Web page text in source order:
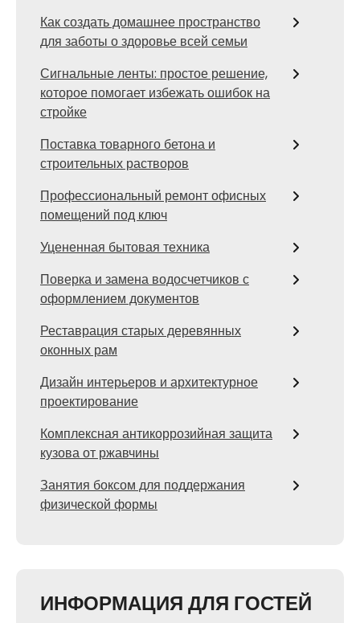
Как создать домашнее пространство
для заботы о здоровье всей семьи
Сигнальные ленты: простое решение,
которое помогает избежать ошибок на
стройке
Поставка товарного бетона и
строительных растворов
Профессиональный ремонт офисных
помещений под ключ
Уцененная бытовая техника
Поверка и замена водосчетчиков с
оформлением документов
Реставрация старых деревянных
оконных рам
Дизайн интерьеров и архитектурное
проектирование
Комплексная антикоррозийная защита
кузова от ржавчины
Занятия боксом для поддержания
физической формы
ИНФОРМАЦИЯ ДЛЯ ГОСТЕЙ